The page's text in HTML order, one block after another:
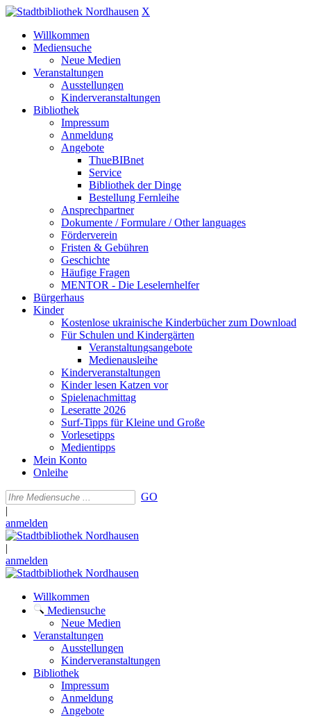
X
Willkommen
Mediensuche
Neue Medien
Veranstaltungen
Ausstellungen
Kinderveranstaltungen
Bibliothek
Impressum
Anmeldung
Angebote
ThueBIBnet
Service
Bibliothek der Dinge
Bestellung Fernleihe
Ansprechpartner
Dokumente / Formulare / Other languages
Förderverein
Fristen & Gebühren
Geschichte
Häufige Fragen
MENTOR - Die Leselernhelfer
Bürgerhaus
Kinder
Kostenlose ukrainische Kinderbücher zum Download
Für Schulen und Kindergärten
Veranstaltungsangebote
Medienausleihe
Kinderveranstaltungen
Kinder lesen Katzen vor
Spielenachmittag
Leseratte 2026
Surf-Tipps für Kleine und Große
Vorlesetipps
Medientipps
Mein Konto
Onleihe
GO
|
anmelden
|
anmelden
Willkommen
Mediensuche
Neue Medien
Veranstaltungen
Ausstellungen
Kinderveranstaltungen
Bibliothek
Impressum
Anmeldung
Angebote